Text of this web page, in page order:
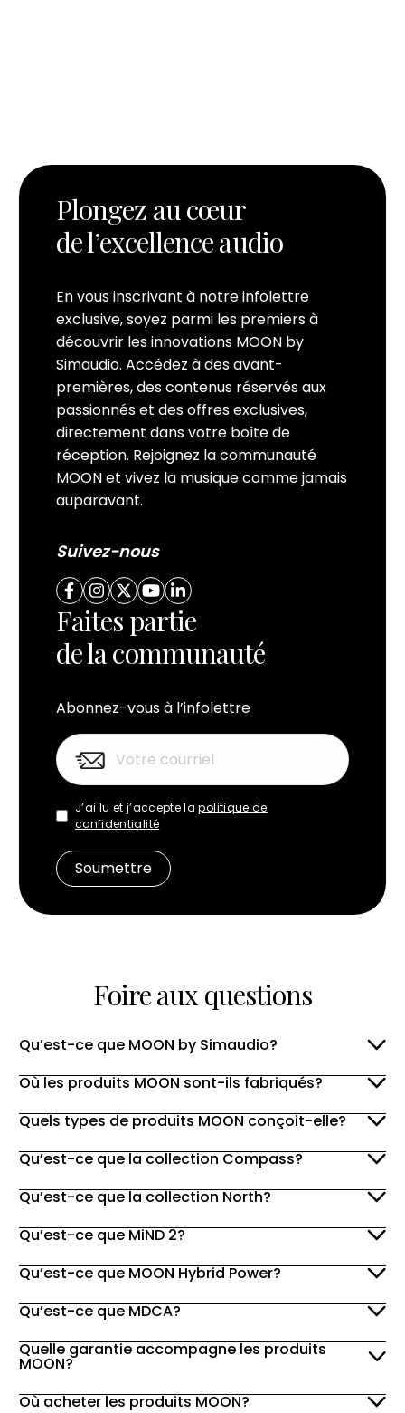
Plongez au cœur
de l’excellence audio
En vous inscrivant à notre infolettre
exclusive, soyez parmi les premiers à
découvrir les innovations MOON by
Simaudio. Accédez à des avant-
premières, des contenus réservés aux
passionnés et des offres exclusives,
directement dans votre boîte de
réception. Rejoignez la communauté
MOON et vivez la musique comme jamais
auparavant.
Suivez-nous
Faites partie
de la communauté
Abonnez-vous à l’infolettre
J’ai lu et j’accepte lapolitique de
confidentialité
Foire aux questions
Qu’est-ce que MOON by Simaudio?
Où les produits MOON sont-ils fabriqués?
Quels types de produits MOON conçoit-elle?
Qu’est-ce que la collection Compass?
Qu’est-ce que la collection North?
Qu’est-ce que MiND 2?
Qu’est-ce que MOON Hybrid Power?
Qu’est-ce que MDCA?
Quelle garantie accompagne les produits
MOON?
Où acheter les produits MOON?